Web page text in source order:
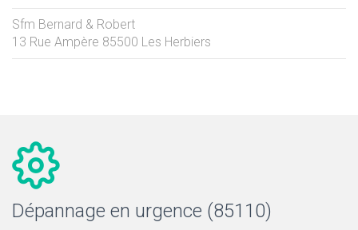
Sfm Bernard & Robert
13 Rue Ampère 85500 Les Herbiers
Dépannage en urgence (85110)